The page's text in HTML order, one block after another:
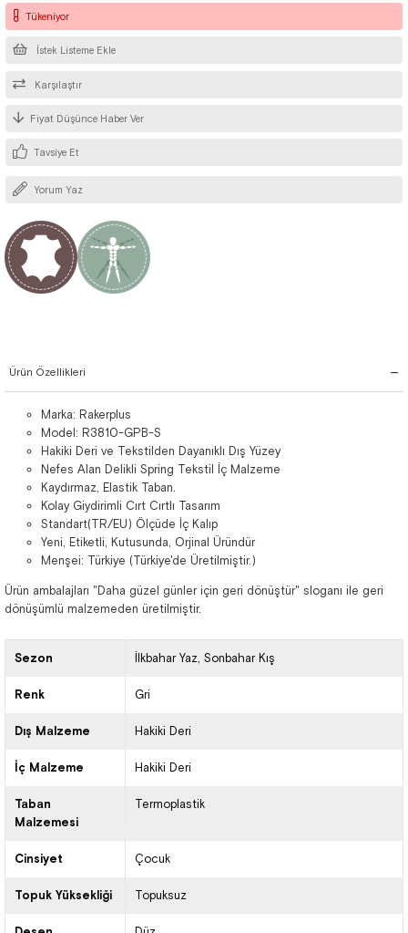
Tükeniyor
İstek Listeme Ekle
Karşılaştır
Fiyat Düşünce Haber Ver
Tavsiye Et
Yorum Yaz
Ürün Özellikleri
Marka: Rakerplus
Model: R3810-GPB-S
Hakiki Deri ve Tekstilden Dayanıklı Dış Yüzey
Nefes Alan Delikli Spring Tekstil İç Malzeme
Kaydırmaz, Elastik Taban.
Kolay Giydirimli Cırt Cırtlı Tasarım
Standart(TR/EU) Ölçüde İç Kalıp
Yeni, Etiketli, Kutusunda, Orjinal Üründür
Menşei: Türkiye (Türkiye'de Üretilmiştir.)
Ürün ambalajları "Daha güzel günler için geri dönüştür" sloganı ile geri
dönüşümlü malzemeden üretilmiştir.
Sezon İlkbahar Yaz Sonbahar Kış
Renk Gri
Dış Malzeme Hakiki Deri
İç Malzeme Hakiki Deri
Taban
Malzemesi
Termoplastik
Cinsiyet Çocuk
Topuk Yüksekliği Topuksuz